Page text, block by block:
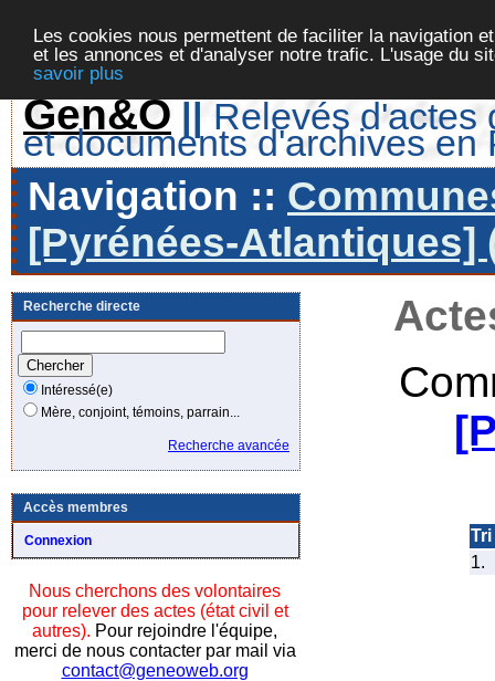
Les cookies nous permettent de faciliter la navigation
et les annonces et d'analyser notre trafic. L'usage du
savoir plus
Gen&O || Relevés d'actes
et documents d'archives en
Navigation ::
[Pyrénées-Atlantiques]
Recherche directe
Intéressé(e)
Mère, conjoint, témoins, parrain...
Recherche avancée
Accès membres
Connexion
Nous cherchons des volontaires
pour relever des actes (état civil et
autres). Pour rejoindre l'équipe,
merci de nous contacter par mail via
contact@geneoweb.org
Tri
1.